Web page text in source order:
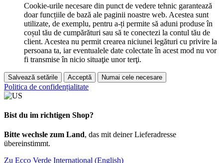
Cookie-urile necesare din punct de vedere tehnic garantează
doar funcțiile de bază ale paginii noastre web. Acestea sunt
utilizate, de exemplu, pentru a-ți permite să aduni produse în
coșul tău de cumpărături sau să te conectezi la contul tău de
client. Acestea nu permit crearea niciunei legături cu privire la
persoana ta, iar eventualele date colectate în acest mod nu vor
fi transmise în nicio situaţie unor terţi.
Salvează setările Acceptă Numai cele necesare
Politica de confidențialitate
Bist du im richtigen Shop?
Bitte wechsle zum Land, das mit deiner Lieferadresse
übereinstimmt.
Zu Ecco Verde International (English)